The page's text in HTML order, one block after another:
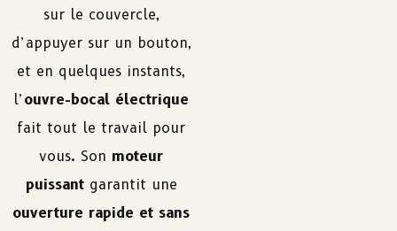
sur le couvercle,
d’appuyer sur un bouton,
et en quelques instants,
l’ ouvre-bocal électrique
fait tout le travail pour
vous. Son moteur
puissantgarantit une
ouverture rapide et sans